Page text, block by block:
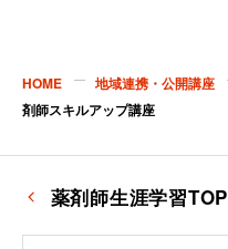
HOME 地域連携・公開講座
剤師スキルアップ講座
薬剤師生涯学習TOP